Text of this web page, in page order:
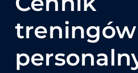
treningów